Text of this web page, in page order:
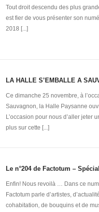
Tout droit descendu des plus
est fier de vous présenter son
2018 [...]
LA HALLE S’EMBALLE A
Ce dimanche 25 novembre, à
Sauvagnon, la Halle Paysanne
L’occasion pour nous d’aller jeter
plus sur cette [...]
Le n°204 de Factotum –
Enfin! Nous revoilà … Dans ce
Factotum parle d’artistes,
cohabitation, de bouquins et de